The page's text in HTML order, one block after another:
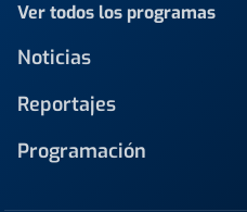
Ver todos los programas
Noticias
Reportajes
Programación